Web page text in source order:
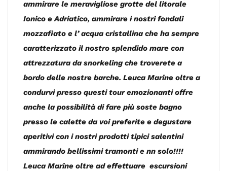
ammirare le meravigliose grotte del litorale
Ionico e Adriatico, ammirare i nostri fondali
mozzafiato e l’ acqua cristallina che ha sempre
caratterizzato il nostro splendido mare con
attrezzatura da snorkeling che troverete a
bordo delle nostre barche. Leuca Marine oltre a
condurvi presso questi tour emozionanti offre
anche la possibilità di fare più soste bagno
presso le calette da voi preferite e degustare
aperitivi con i nostri prodotti tipici salentini
ammirando bellissimi tramonti e nn solo!!!!
Leuca Marine oltre ad effettuare escursioni